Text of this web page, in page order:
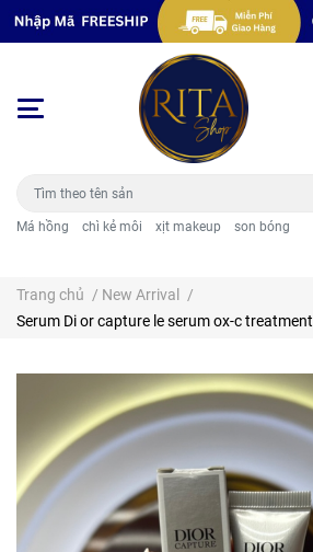
Má hồng chì kẻ môi xịt makeup son bóng
Trang chủ / New Arrival
/
Serum Di or capture le serum ox-c treatment